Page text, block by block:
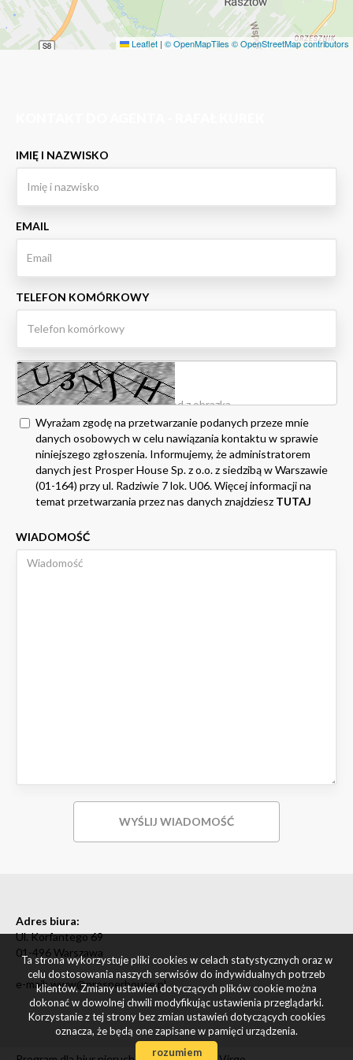
Leaflet | © OpenMapTiles © OpenStreetMap contributors
IMIĘ I NAZWISKO
EMAIL
TELEFON KOMÓRKOWY
Wyrażam zgodę na przetwarzanie podanych przeze mnie
danych osobowych w celu nawiązania kontaktu w sprawie
niniejszego zgłoszenia. Informujemy, że administratorem
danych jest Prosper House Sp. z o.o. z siedzibą w Warszawie
(01-164) przy ul. Radziwie 7 lok. U06. Więcej informacji na
temat przetwarzania przez nas danych znajdziesz TUTAJ
WIADOMOŚĆ
Adres biura:
Ul. Korfantego 69
01-496 Warszawa
e-mail: www@prosperhouse.pl
Ta strona wykorzystuje pliki cookies w celach statystycznych oraz w
celu dostosowania naszych serwisów do indywidualnych potrzeb
klientów. Zmiany ustawień dotyczących plików cookie można
dokonać w dowolnej chwili modyfikując ustawienia przeglądarki.
Korzystanie z tej strony bez zmian ustawień dotyczących cookies
oznacza, że będą one zapisane w pamięci urządzenia.
rozumiem